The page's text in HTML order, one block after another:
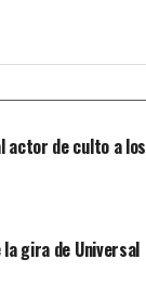
actor de culto a los
gira de Universal